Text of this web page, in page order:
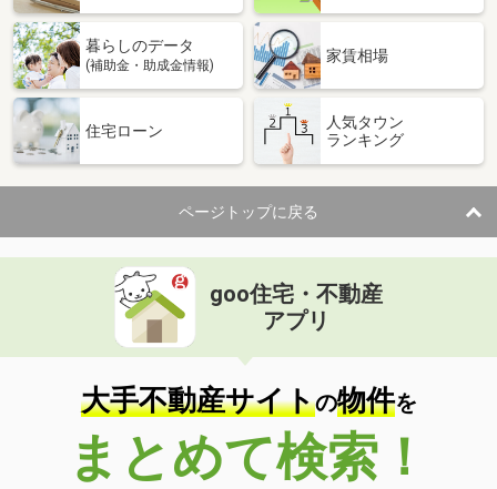
暮らしのデータ
(補助金・助成金情報)
家賃相場
住宅ローン
人気タウン
ランキング
ページトップに戻る
goo住宅・不動産
アプリ
大手不動産サイトの物件を
まとめて検索！